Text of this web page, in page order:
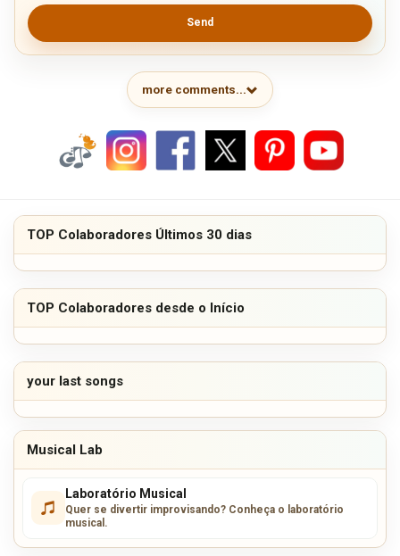
Send
more comments...
TOP Colaboradores Últimos 30 dias
TOP Colaboradores desde o Início
your last songs
Musical Lab
Laboratório Musical
Quer se divertir improvisando? Conheça o laboratório
musical.